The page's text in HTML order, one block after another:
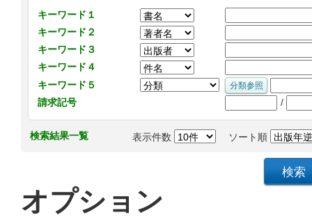
キーワード１
キーワード２
キーワード３
キーワード４
キーワード５
請求記号
/
検索結果一覧 表示件数 ソート順
オプション